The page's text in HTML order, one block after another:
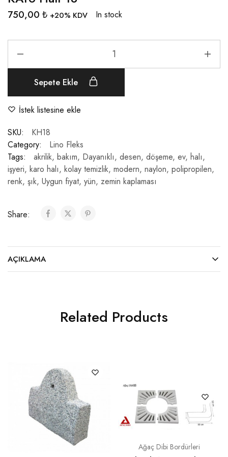
750,00 ₺ +20% KDV In stock
Sepete Ekle
İstek listesine ekle
SKU:
KH18
Category:
Lino Fleks
Tags:
akrilik, bakım, Dayanıklı, desen, döşeme, ev, halı,
işyeri, karo halı, kolay temizlik, modern, naylon, polipropilen,
renk, şık, Uygun fiyat, yün, zemin kaplaması
Share:
AÇIKLAMA
Related Products
Ağaç Dibi Bordürleri